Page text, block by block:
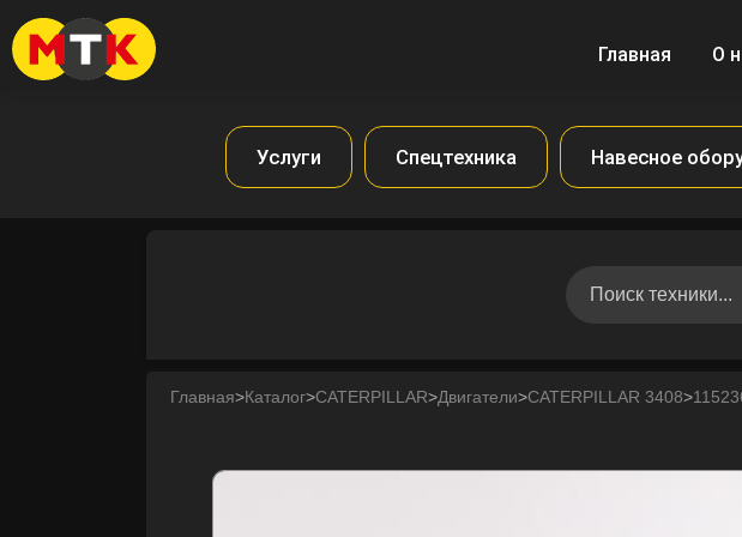
Главная О
Услуги Спецтехника Навесное
Главная>Каталог>CATERPILLAR>Двигатели>CATERPILLAR 3408>